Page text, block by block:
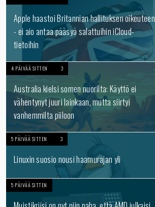
Apple haastoi Britannian hallituksen oikeuteen
- ei aio antaa pääsyä salattuihin iCloud-
tietoihin
4 PÄIVÄÄ SITTEN 3
Australia kielsi somen nuorilta: Käyttö ei
vähentynyt juuri lainkaan, mutta siirtyi
vanhemmilta piiloon
5 PÄIVÄÄ SITTEN 3
Linuxin suosio nousi haamurajan yli
5 PÄIVÄÄ SITTEN